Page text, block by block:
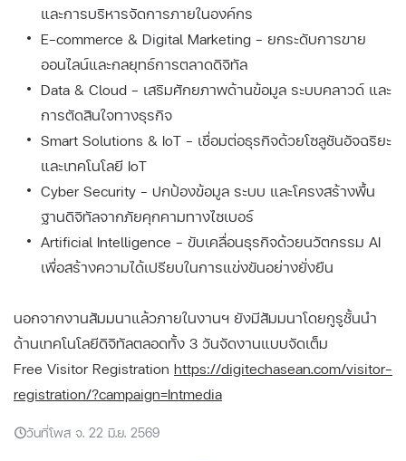
และการบริหารจัดการภายในองค์กร
E-commerce & Digital Marketing – ยกระดับการขาย
ออนไลน์และกลยุทธ์การตลาดดิจิทัล
Data & Cloud – เสริมศักยภาพด้านข้อมูล ระบบคลาวด์ และ
การตัดสินใจทางธุรกิจ
Smart Solutions & IoT – เชื่อมต่อธุรกิจด้วยโซลูชันอัจฉริยะ
และเทคโนโลยี IoT
Cyber Security – ปกป้องข้อมูล ระบบ และโครงสร้างพื้น
ฐานดิจิทัลจากภัยคุกคามทางไซเบอร์
Artificial Intelligence – ขับเคลื่อนธุรกิจด้วยนวัตกรรม AI
เพื่อสร้างความได้เปรียบในการแข่งขันอย่างยั่งยืน
นอกจากงานสัมมนาแล้วภายในงานฯ ยังมีสัมมนาโดยกูรูชั้นนำ
ด้านเทคโนโลยีดิจิทัลตลอดทั้ง 3 วันจัดงานแบบจัดเต็ม
Free Visitor Registration https://digitechasean.com/visitor-
registration/?campaign=Intmedia
วันที่โพส จ. 22 มิ.ย. 2569